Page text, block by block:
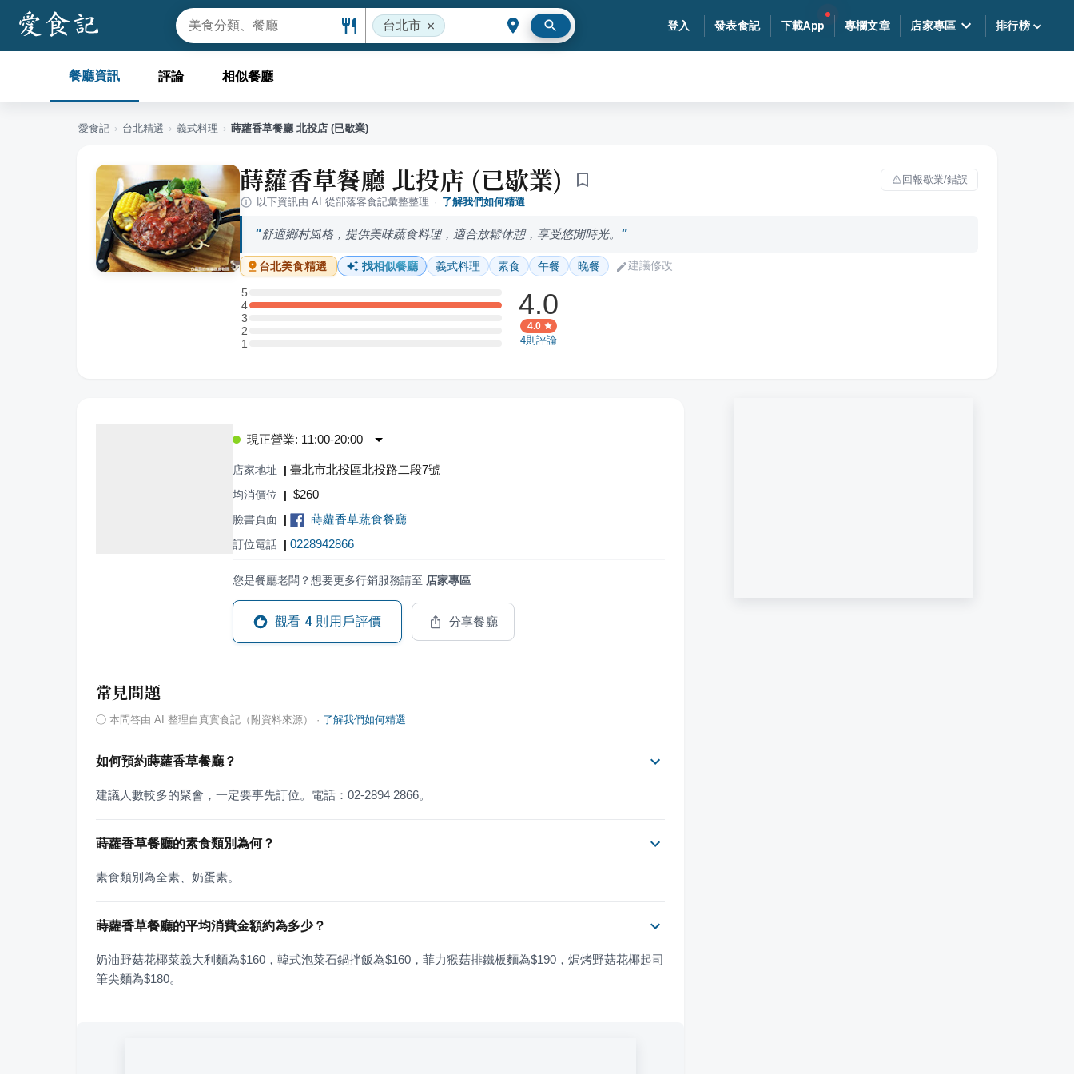
台北市 登入 發表食記 下載App 專欄文章 店家專區 排行榜
餐廳資訊 評論 相似餐廳
愛食記 › 台北精選 › 義式料理 › 蒔蘿香草餐廳 北投店 (已歇業)
蒔蘿香草餐廳 北投店 (已歇業)
回報歇業/錯誤
以下資訊由 AI 從部落客食記彙整整理 · 了解我們如何精選
舒適鄉村風格，提供美味蔬食料理，適合放鬆休憩，享受悠閒時光。
台北美食精選 找相似餐廳 義式料理 素食 午餐 晚餐 建議修改
5
5 星：0 則評論
4
4 星：1 則評論
3
3 星：0 則評論
2
2 星：0 則評論
11 星：0 則評論
4.0
4.0
4則評論
現正營業: 11:00-20:00
店家地址 | 臺北市北投區北投路二段7號
均消價位 | $260
臉書頁面 | 蒔蘿香草蔬食餐廳
訂位電話 | 0228942866
您是餐廳老闆？想要更多行銷服務請至 店家專區
觀看 4 則用戶評價 分享餐廳
常見問題
ⓘ 本問答由 AI 整理自真實食記（附資料來源） · 了解我們如何精選
如何預約蒔蘿香草餐廳？
建議人數較多的聚會，一定要事先訂位。電話：02-2894 2866。
蒔蘿香草餐廳的素食類別為何？
素食類別為全素、奶蛋素。
蒔蘿香草餐廳的平均消費金額約為多少？
奶油野菇花椰菜義大利麵為$160，韓式泡菜石鍋拌飯為$160，菲力猴菇排鐵板麵為$190，焗烤野菇花椰起司
筆尖麵為$180。